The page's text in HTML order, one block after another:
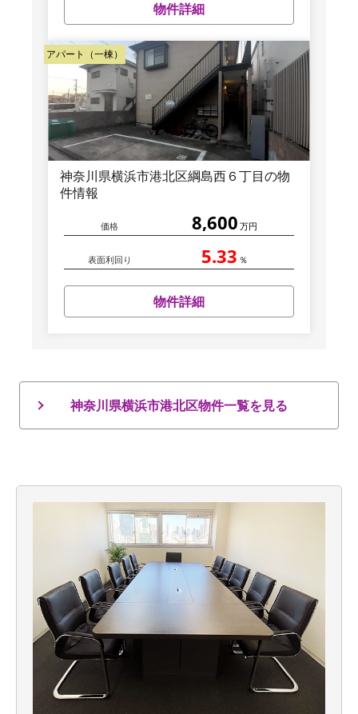
物件詳細
アパート（一棟）
神奈川県横浜市港北区綱島西６丁目の物
件情報
価格 8,600 万円
表面利回り 5.33 ％
物件詳細
神奈川県横浜市港北区物件一覧を見る